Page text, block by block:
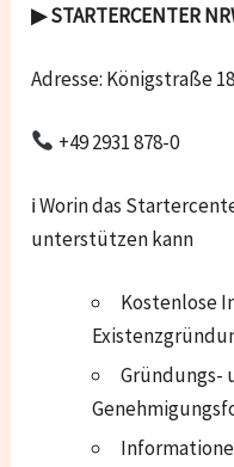
▶ STARTERCENTER
Adresse: Königstraße
+49 2931 878-0
ℹ Worin das
unterstützen kann
Kostenlose
Gründungs-